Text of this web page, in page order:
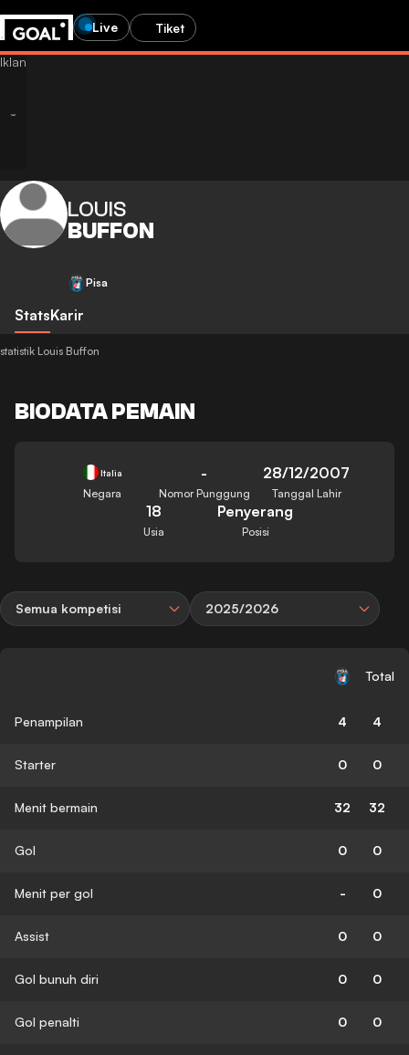
Live Tiket
LOUIS
BUFFON
Pisa
StatsKarir
statistik Louis Buffon
BIODATA PEMAIN
Italia
Negara
-
Nomor Punggung
28/12/2007
Tanggal Lahir
18
Usia
Penyerang
Posisi
Semua kompetisi 2025/2026
Total
Penampilan 4 4
Starter 0 0
Menit bermain 32 32
Gol 0 0
Menit per gol - 0
Assist 0 0
Gol bunuh diri 0 0
Gol penalti 0 0